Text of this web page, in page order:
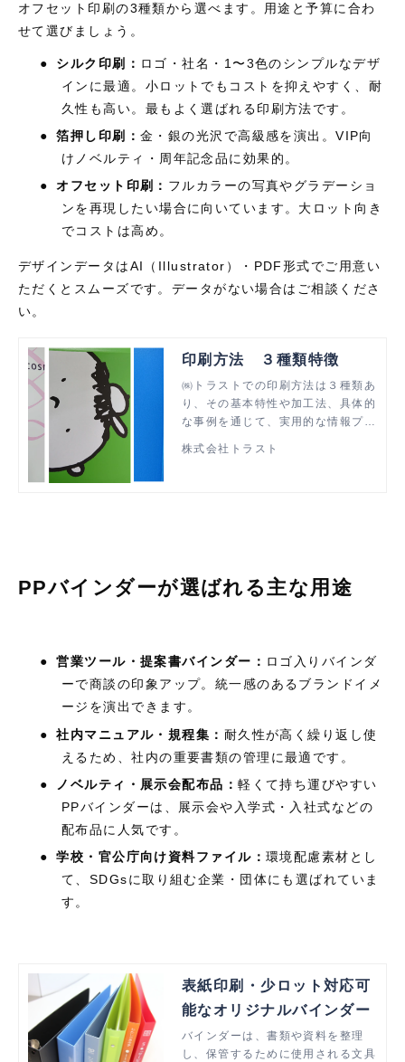
オフセット印刷の3種類から選べます。用途と予算に合わ
せて選びましょう。
● シルク印刷： ロゴ・社名・ 1 〜3色のシンプルなデザ
インに最適。小ロットでもコストを抑えやすく、耐
久性も高い。最もよく選ばれる印刷方法です。
●
箔押し印刷： 金・銀の光沢で高級感を演出。VIP向
けノベルティ・周年記念品に効果的。
●
オフセット印刷： フルカラーの写真やグラデーショ
ンを再現したい場合に向いています。大ロット向き
でコストは高め。
デザインデータはAI （ Illustrator ）・ PDF形式でご用意い
ただくとスムーズです。データがない場合はご相談くださ
い。
印刷方法 ３種類特徴
㈱トラストでの印刷方法は３種類あ
り、その基本特性や加工法、具体的
な事例を通じて、実用的な情報プラ
を詳しく解説します。
株式会社トラスト
PPバインダーが選ばれる主な用途
● 営業ツール・提案書バインダー： ロゴ入りバインダ
ーで商談の印象アップ。統一感のあるブランドイメ
ージを演出できます。
●
社内マニュアル・規程集： 耐久性が高く繰り返し使
えるため、社内の重要書類の管理に最適です。
●
ノベルティ・展示会配布品：軽くて持ち運びやすい
PPバインダーは、展示会や入学式・入社式などの
配布品に人気です。
●
学校・官公庁向け資料ファイル： 環境配慮素材とし
て、 SDGsに取り組む企業・団体にも選ばれていま
す。
表紙印刷・少ロット対応可
能なオリジナルバインダー
バインダーは、書類や資料を整理
し、保管するために使用される文具